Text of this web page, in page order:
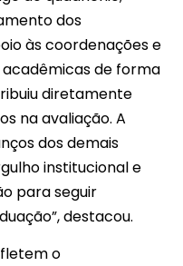
dos
às coordenações e
de forma
diretamente
na avaliação. A
dos demais
institucional e
para seguir
destacou.
o